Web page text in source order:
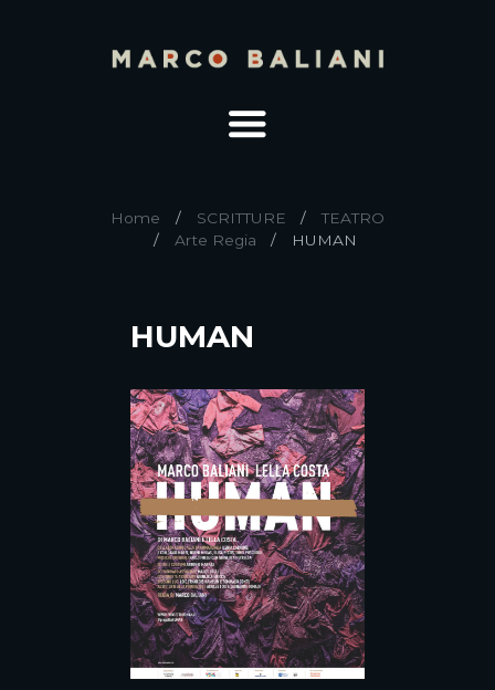
Home SCRITTURE
TEATRO
Arte Regia
HUMAN
HUMAN